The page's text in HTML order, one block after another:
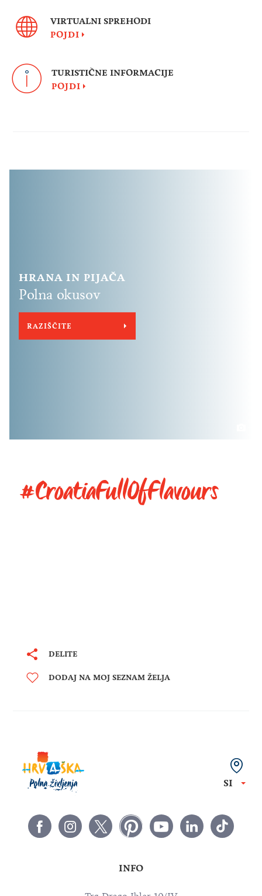
VIRTUALNI SPREHODI
POJDI
TURISTIČNE INFORMACIJE
POJDI
HRANA IN PIJAČA
Polna okusov
RAZIŠČITE
#CroatiaFullOfFlavours
DELITE
DODAJ NA MOJ SEZNAM ŽELJA
SI
INFO